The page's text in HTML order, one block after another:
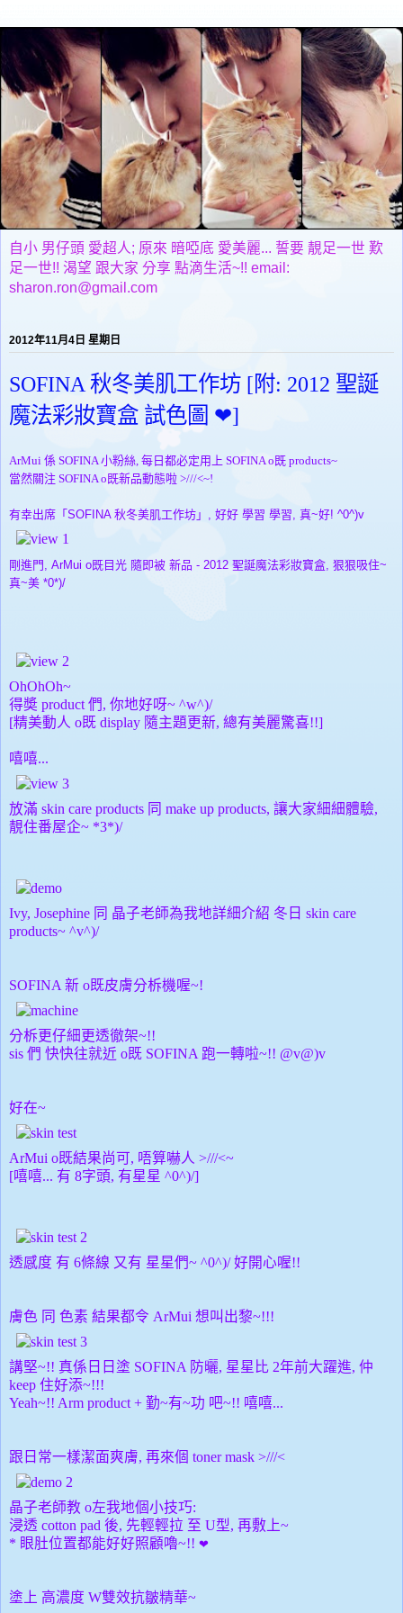
自小 男仔頭 愛超人; 原來 暗啞底 愛美麗... 誓要 靚足一世 歎
足一世!! 渴望 跟大家 分享 點滴生活~!! email:
sharon.ron@gmail.com
2012年11月4日 星期日
SOFINA 秋冬美肌工作坊 [附: 2012 聖誕
魔法彩妝寶盒 試色圖 ❤]
ArMui 係 SOFINA 小粉絲, 每日都必定用上 SOFINA o既 products~
當然關注 SOFINA o既新品動態啦 >///<~!
有幸出席「SOFINA 秋冬美肌工作坊」, 好好 學習 學習, 真~好! ^0^)v
剛進門, ArMui o既目光 隨即被 新品 - 2012 聖誕魔法彩妝寶盒, 狠狠吸住~
真~美 *0*)/
OhOhOh~
得奬 product 們, 你地好呀~ ^w^)/
[精美動人 o既 display 隨主題更新, 總有美麗驚喜!!]
嘻嘻...
放滿 skin care products 同 make up products, 讓大家細細體驗,
靚住番屋企~ *3*)/
Ivy, Josephine 同 晶子老師為我地詳細介紹 冬日 skin care
products~ ^v^)/
SOFINA 新 o既皮膚分柝機喔~!
分柝更仔細更透徹架~!!
sis 們 快快往就近 o既 SOFINA 跑一轉啦~!! @v@)v
好在~
ArMui o既結果尚可, 唔算嚇人 >///<~
[嘻嘻... 有 8字頭, 有星星 ^0^)/]
透感度 有 6條線 又有 星星們~ ^0^)/ 好開心喔!!
膚色 同 色素 結果都令 ArMui 想叫出黎~!!!
講堅~!! 真係日日塗 SOFINA 防曬, 星星比 2年前大躍進, 仲
keep 住好添~!!!
Yeah~!! Arm product + 勤~有~功 吧~!! 嘻嘻...
跟日常一樣潔面爽膚, 再來個 toner mask >///<
晶子老師教 o左我地個小技巧:
浸透 cotton pad 後, 先輕輕拉 至 U型, 再敷上~
* 眼肚位置都能好好照顧嚕~!! ❤
塗上 高濃度 W雙效抗皺精華~